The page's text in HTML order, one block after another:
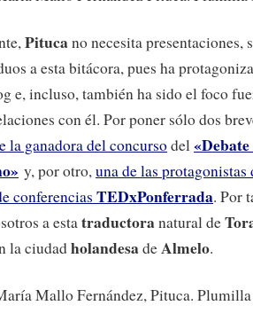
Pitucano necesita presentaciones,
a esta bitácora, pues ha
e, incluso, también ha sido el foco
con él. Por poner sólo dos
la ganadora del concursodel
y, por otro,una de las
conferencias TEDxPonferrada. Por
a estatraductoranatural de
la ciudadholandesadeAlmelo.